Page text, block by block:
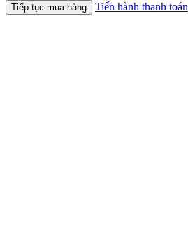
Tiếp tục mua hàng Tiến hành thanh toán